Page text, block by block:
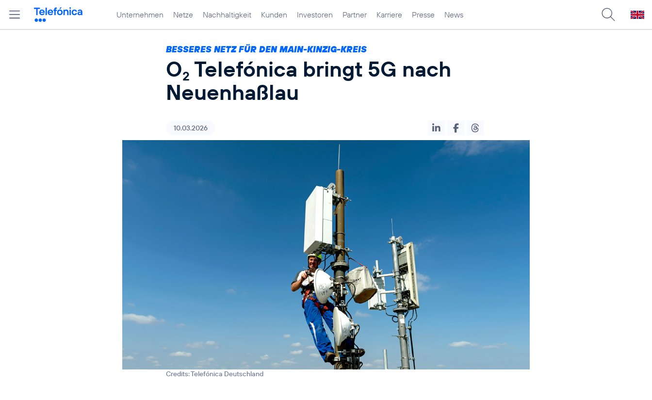
Unternehmen Netze Nachhaltigkeit Kunden Investoren Partner Karriere Presse News
BESSERES NETZ FÜR DEN MAIN-KINZIG-KREIS
O2 Telefónica bringt 5G nach
Neuenhaßlau
10.03.2026
Credits: Telefónica Deutschland